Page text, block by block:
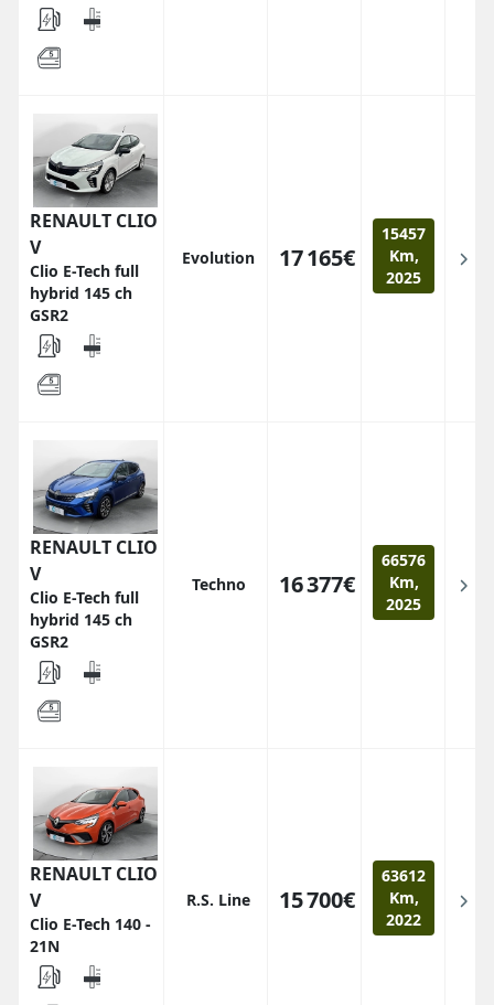
RENAULT CLIO
V
Clio E-Tech full
hybrid 145 ch
GSR2
Evolution 17 165€
15457
Km,
2025
RENAULT CLIO
V
Clio E-Tech full
hybrid 145 ch
GSR2
Techno 16 377€
66576
Km,
2025
RENAULT CLIO
V
Clio E-Tech 140 -
21N
R.S. Line 15 700€
63612
Km,
2022